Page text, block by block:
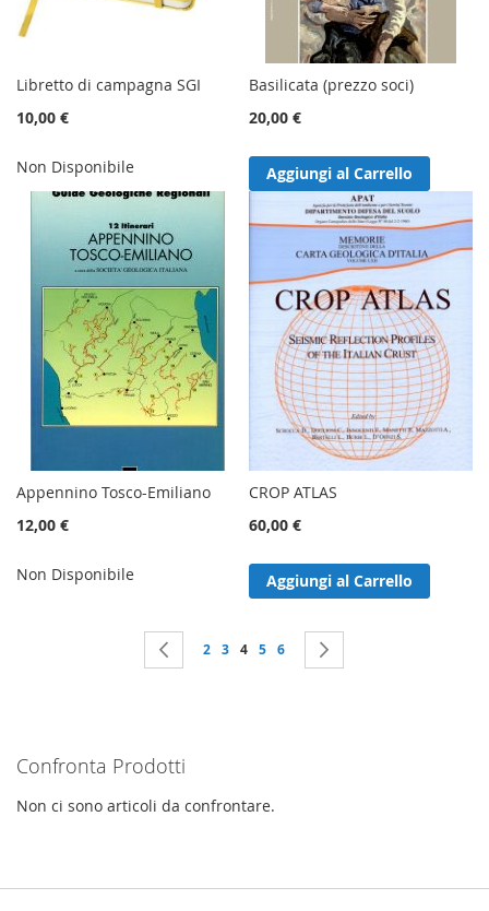
Libretto di campagna SGI
10,00 €
Non Disponibile
Basilicata (prezzo soci)
20,00 €
Aggiungi al Carrello
Appennino Tosco-Emiliano
12,00 €
Non Disponibile
CROP ATLAS
60,00 €
Aggiungi al Carrello
Pagina Pagina
Precedente
Pagina
2 Pagina
3 Attualmente stai leggendo la pagina
4 Pagina
5 Pagina
6
Confronta Prodotti
Non ci sono articoli da confrontare.